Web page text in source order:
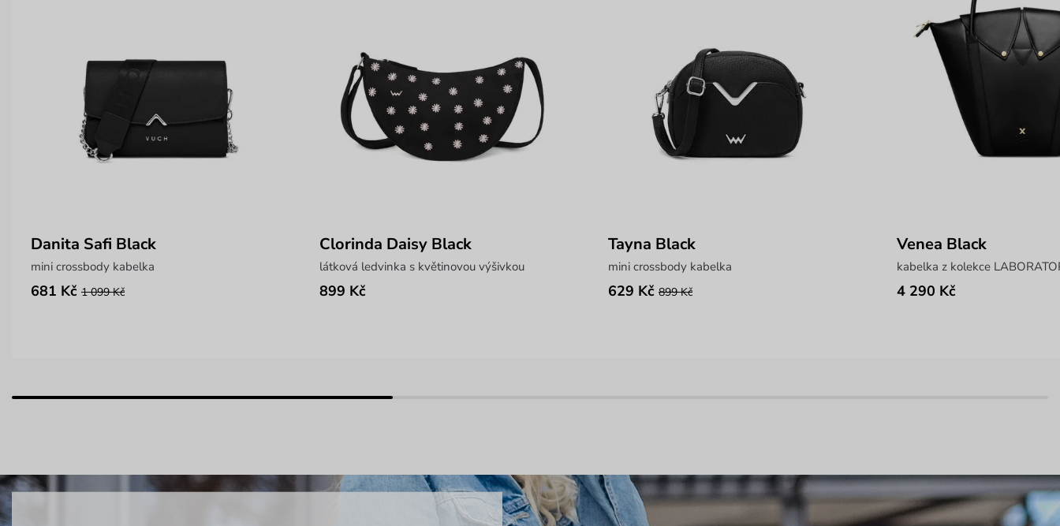
Danita Safi Black
mini crossbody kabelka
681 Kč 1 099 Kč
Clorinda Daisy Black
látková ledvinka s květinovou výšivkou
899 Kč
Tayna Black
mini crossbody kabelka
629 Kč 899 Kč
Venea Black
4 290 Kč